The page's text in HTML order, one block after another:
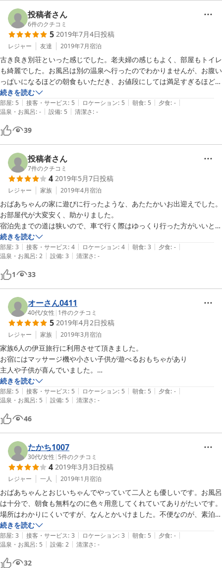
投稿者さん
6件のクチコミ
5 2019年7月4日投稿
レジャー 友達 2019年7月宿泊
古き良き別荘といった感じでした。老夫婦の感じもよく、部屋もトイレ
も綺麗でした。お風呂は別の温泉へ行ったのでわかりませんが、お腹い
っぱいになるほどの朝食もいただき、お値段にしては満足すぎるほど満
足です。また来ます！！！
グーグルナビに住所を入れると建物を通り過ぎて少しズレたところへ案
内されてしまいます。
続きを読む
部屋: 5 | 接客・サービス: 5 | ロケーション: 5 | 朝食: 5 | 夕食: - |
温泉・お風呂: - | 設備: 5 | 清潔さ: -
39
投稿者さん
7件のクチコミ
4 2019年5月7日投稿
レジャー 家族 2019年4月宿泊
おばあちゃんの家に遊びに行ったような、あたたかいお出迎えでした。
お部屋代が大変安く、助かりました。
宿泊先までの道は狭いので、車で行く際はゆっくり行った方がいいと思
います。
お部屋に入ると、布団は自分たちでひくようになりますが、これもま
た、家族での思い出となりました。
シーツカバーがありますが、枕の汚れが少し気になりました。
お風呂は広くて快適でした。脱衣場のかごの持ち手部分がどれもほこ
り？汚れていたのが気になりました。
そこがきれいになれば、もっといいのになっと思いました。
続きを読む
部屋: 3 | 接客・サービス: 4 | ロケーション: 4 | 朝食: 3 | 夕食: - |
温泉・お風呂: 2 | 設備: 3 | 清潔さ: -
1 33
オーさん0411
40代/女性 | 1件のクチコミ
5 2019年4月2日投稿
レジャー 家族 2019年3月宿泊
家族6人の伊豆旅行に利用させて頂きました。
お宿にはマッサージ機や小さい子供が遊べるおもちゃがあり
主人や子供が喜んでいました。
また朝食がボリュームがあり大満足！
子供にはジュースやお菓子までつけてくださり、
大人には食後のコーヒーまで。
館内も新しい建物といった感じではありませんが
掃除が行き届いていて気持ちよく過ごすことができました。
また伊豆に行く際にはぜひ利用したいと思います。
ありがとうございました！
続きを読む
部屋: 5 | 接客・サービス: 5 | ロケーション: 5 | 朝食: 5 | 夕食: - |
温泉・お風呂: 5 | 設備: 5 | 清潔さ: -
46
たかち1007
30代/女性 | 5件のクチコミ
4 2019年3月3日投稿
レジャー 一人 2019年1月宿泊
おばあちゃんとおじいちゃんでやっていて二人とも優しいです。お風呂
は十分で、朝食も無料なのに色々用意してくれていてありがたいです。
場所はわかりにくいですが、なんとかいけました。不便なのが、素泊ま
りだからタオルや寝巻きは無いとのことで知らなくて持って行かずに泊
まってしまいました。布団もセルフサービスで自分達で敷きます。
続きを読む
部屋: 3 | 接客・サービス: 3 | ロケーション: 3 | 朝食: 5 | 夕食: - |
温泉・お風呂: 5 | 設備: 2 | 清潔さ: -
32